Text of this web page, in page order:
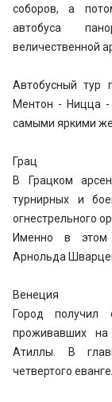
соборов, а
автобуса
величественной
Автобусный
Ментон - Ницца -
самыми яркими
Грац
В Грацком
турнирных и
огнестрельного
Именно в этом
Арнольда
Венеция
Город
проживавших на
Атиллы. В
четвертого